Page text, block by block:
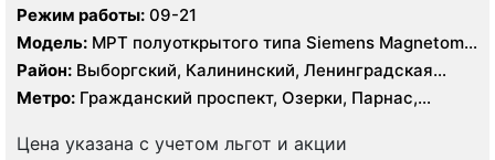
Режим работы: 09-21
Модель: МРТ полуоткрытого типа Siemens Magnetom
Espree 1.5 Тесла, КТ Siemens SOMATOM Definition 16
срезов, КТ Siemens SOMATOM Definition AS 64 среза
Район: Выборгский, Калининский, Ленинградская
область, Приморский
Метро: Гражданский проспект, Озерки, Парнас,
Цена указана с учетом льгот и акции